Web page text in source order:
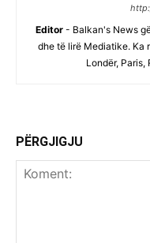
Editor - Balkan's News
dhe të lirë Mediatike. Ka
Londër, Paris,
PËRGJIGJU